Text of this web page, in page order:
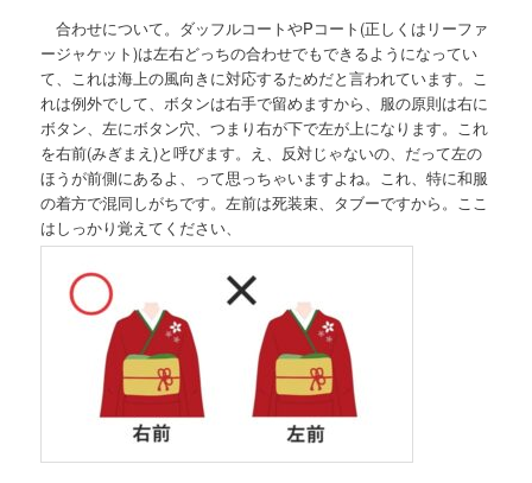
合わせについて。ダッフルコートやPコート(正しくはリーファ
ージャケット)は左右どっちの合わせでもできるようになってい
て、これは海上の風向きに対応するためだと言われています。こ
れは例外でして、ボタンは右手で留めますから、服の原則は右に
ボタン、左にボタン穴、つまり右が下で左が上になります。これ
を右前(みぎまえ)と呼びます。え、反対じゃないの、だって左の
ほうが前側にあるよ、って思っちゃいますよね。これ、特に和服
の着方で混同しがちです。左前は死装束、タブーですから。ここ
はしっかり覚えてください、